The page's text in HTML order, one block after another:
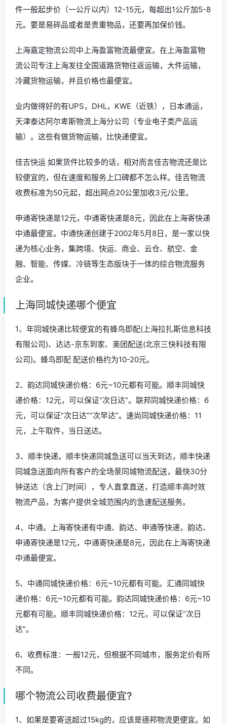
件一般起步价（一公斤以内）12-15元，每超出1公斤加5-8
元。要是易碎品或者是贵重物品，还要再加保价钱。
上海嘉定物流公司中上海盈富物流最便宜。在上海盈富物
流公司专注上海发往全国道路货物往返运输，大件运输，
冷藏货物运输，并且价格也最便宜。
业内做得好的有UPS，DHL，KWE（近铁），日本通运，
天津泰达阿尔卑斯物流上海分公司（专业电子类产品运
输）。这些有做货物运输，比快递便宜。
佳吉快运 如果货件比较多的话，相对而言佳吉物流还是比
较便宜的，但在速度和服务上口碑都不怎么样。佳吉物流
收费标准为50元起，超出网点20公里加收3元/公里。
申通寄快递是12元，中通寄快递是8元，因此在上海寄快递
中通最便宜。中通快递创建于2002年5月8日，是一家以快
递为核心业务，集跨境、快运、商业、云仓、航空、金
融、智能、传媒、冷链等生态版块于一体的综合物流服务
企业。
上海同城快递哪个便宜
1、年同城快递比较便宜的有蜂鸟即配(上海拉扎斯信息科技
有限公司)、达达-京东到家、美团配送(北京三快科技有限
公司)。蜂鸟即配 配送价格约为10-20元。
2、韵达同城快递价格：6元~10元都有可能。顺丰同城快
递价格：12元，可以保证“次日达”。联邦同城快递价格：6
元，可以保证“次日达”“次早达”。速尚同城快递价格：11
元，上午取件，当日送达。
3、顺丰快递。顺丰快递同城急送可以当天到达，顺丰快递
同城急送面向所有客户的全场景同城物流配送，最快30分
钟送达（含上门时间），专人直拿直送，打造顺丰高时效
物流产品，为客户提供全城范围内的急速配送服务。
4、中通。上海寄快递有中通、韵达、申通等快递，韵达、
申通寄快递是12元，中通寄快递是8元，因此在上海寄快递
中通最便宜。
5、中通同城快递价格：6元~10元都有可能。汇通同城快
递价格：6元~10元都有可能。韵达同城快递价格：6元~10
元都有可能。顺丰同城快递价格：12元，可以保证“次日
达”。
6、收费标准：一般12元，但根据不同城市，服务定价有所
不同。
哪个物流公司收费最便宜?
1、如果是要寄送超过15kg的，应该是德邦物流更便宜。如